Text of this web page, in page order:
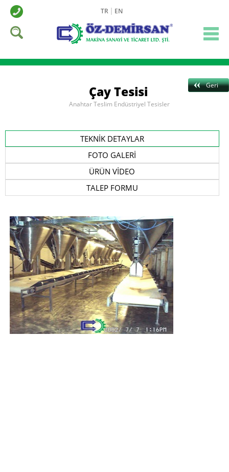
TR EN
Geri
Çay Tesisi
Anahtar Teslim Endüstriyel Tesisler
TEKNİK DETAYLAR
FOTO GALERİ
ÜRÜN VİDEO
TALEP FORMU